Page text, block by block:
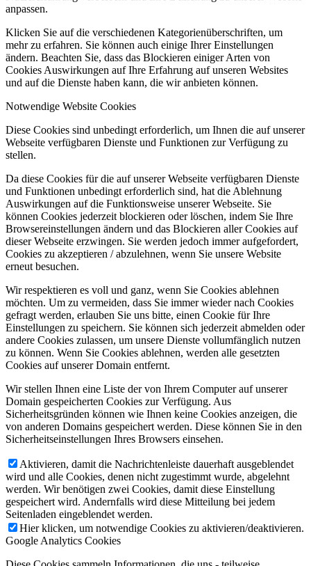
anpassen.
Klicken Sie auf die verschiedenen Kategorienüberschriften, um
mehr zu erfahren. Sie können auch einige Ihrer Einstellungen
ändern. Beachten Sie, dass das Blockieren einiger Arten von
Cookies Auswirkungen auf Ihre Erfahrung auf unseren Websites
und auf die Dienste haben kann, die wir anbieten können.
Notwendige Website Cookies
Diese Cookies sind unbedingt erforderlich, um Ihnen die auf unserer
Webseite verfügbaren Dienste und Funktionen zur Verfügung zu
stellen.
Da diese Cookies für die auf unserer Webseite verfügbaren Dienste
und Funktionen unbedingt erforderlich sind, hat die Ablehnung
Auswirkungen auf die Funktionsweise unserer Webseite. Sie
können Cookies jederzeit blockieren oder löschen, indem Sie Ihre
Browsereinstellungen ändern und das Blockieren aller Cookies auf
dieser Webseite erzwingen. Sie werden jedoch immer aufgefordert,
Cookies zu akzeptieren / abzulehnen, wenn Sie unsere Website
erneut besuchen.
Wir respektieren es voll und ganz, wenn Sie Cookies ablehnen
möchten. Um zu vermeiden, dass Sie immer wieder nach Cookies
gefragt werden, erlauben Sie uns bitte, einen Cookie für Ihre
Einstellungen zu speichern. Sie können sich jederzeit abmelden oder
andere Cookies zulassen, um unsere Dienste vollumfänglich nutzen
zu können. Wenn Sie Cookies ablehnen, werden alle gesetzten
Cookies auf unserer Domain entfernt.
Wir stellen Ihnen eine Liste der von Ihrem Computer auf unserer
Domain gespeicherten Cookies zur Verfügung. Aus
Sicherheitsgründen können wie Ihnen keine Cookies anzeigen, die
von anderen Domains gespeichert werden. Diese können Sie in den
Sicherheitseinstellungen Ihres Browsers einsehen.
Aktivieren, damit die Nachrichtenleiste dauerhaft ausgeblendet
wird und alle Cookies, denen nicht zugestimmt wurde, abgelehnt
werden. Wir benötigen zwei Cookies, damit diese Einstellung
gespeichert wird. Andernfalls wird diese Mitteilung bei jedem
Seitenladen eingeblendet werden.
Hier klicken, um notwendige Cookies zu aktivieren/deaktivieren.
Google Analytics Cookies